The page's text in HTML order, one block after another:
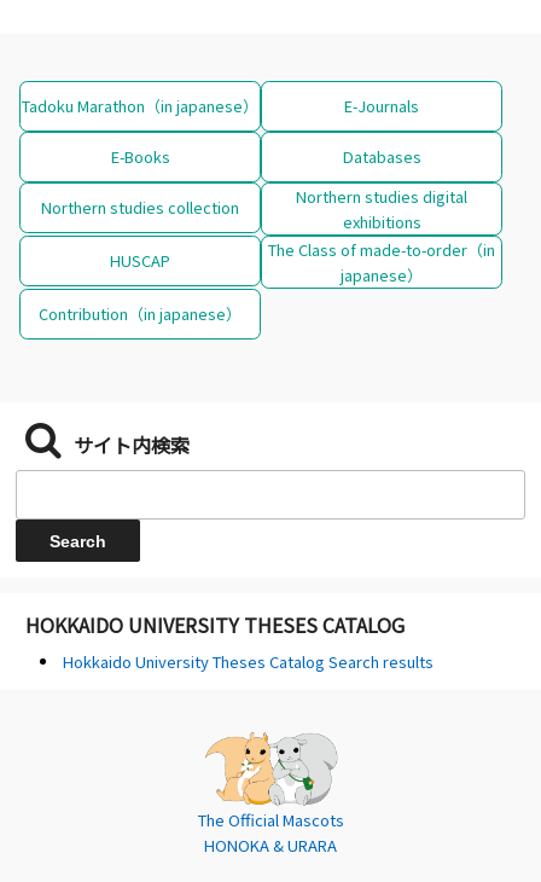
Tadoku Marathon（in japanese） E-Journals
E-Books Databases
Northern studies collection
Northern studies digital
exhibitions
HUSCAP
The Class of made-to-order（in
japanese）
Contribution（in japanese）
サイト内検索
HOKKAIDO UNIVERSITY THESES CATALOG
Hokkaido University Theses Catalog Search results
The Official Mascots
HONOKA & URARA